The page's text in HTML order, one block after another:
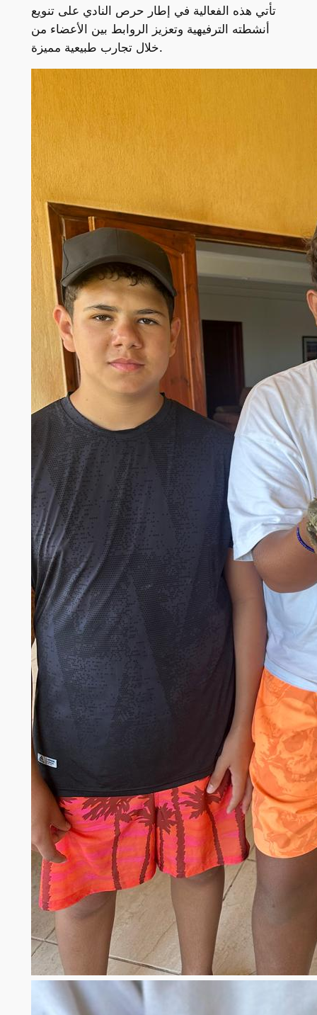
تأتي هذه الفعالية في إطار حرص النادي على تنويع
أنشطته الترفيهية وتعزيز الروابط بين الأعضاء من
خلال تجارب طبيعية مميزة.